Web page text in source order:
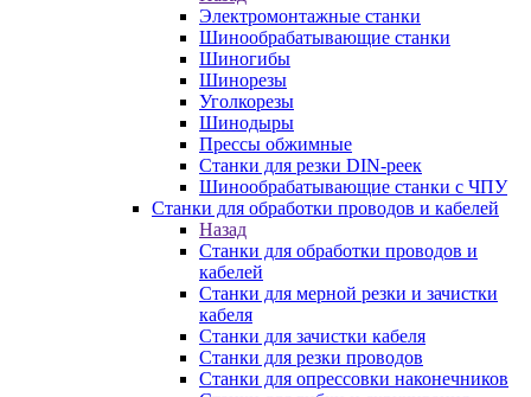
Электромонтажные станки
Шинообрабатывающие станки
Шиногибы
Шинорезы
Уголкорезы
Шинодыры
Прессы обжимные
Станки для резки DIN-реек
Шинообрабатывающие станки с ЧПУ
Станки для обработки проводов и кабелей
Назад
Станки для обработки проводов и
кабелей
Станки для мерной резки и зачистки
кабеля
Станки для зачистки кабеля
Станки для резки проводов
Станки для опрессовки наконечников